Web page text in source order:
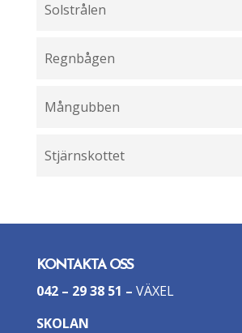
Solstrålen
Regnbågen
Mångubben
Stjärnskottet
KONTAKTA OSS
042 – 29 38 51 – VÄXEL
SKOLAN